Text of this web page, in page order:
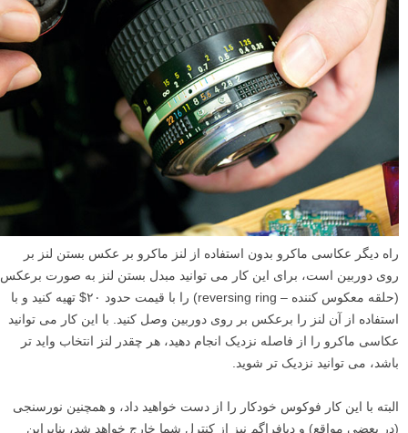
راه دیگر عکاسی ماکرو بدون استفاده از لنز ماکرو بر عکس بستن لنز بر
روی دوربین است، برای این کار می توانید مبدل بستن لنز به صورت برعکس
(حلقه معکوس کننده – reversing ring) را با قیمت حدود ۲۰$ تهیه کنید و با
استفاده از آن لنز را برعکس بر روی دوربین وصل کنید. با این کار می توانید
عکاسی ماکرو را از فاصله نزدیک انجام دهید، هر چقدر لنز انتخاب واید تر
باشد، می توانید نزدیک تر شوید.
البته با این کار فوکوس خودکار را از دست خواهید داد، و همچنین نورسنجی
(در بعضی مواقع) و دیافراگم نیز از کنترل شما خارج خواهد شد، بنابراین